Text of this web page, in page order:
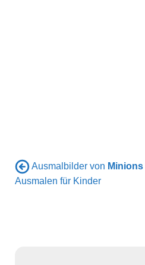
Ausmalbilder von Minions
Ausmalen für Kinder